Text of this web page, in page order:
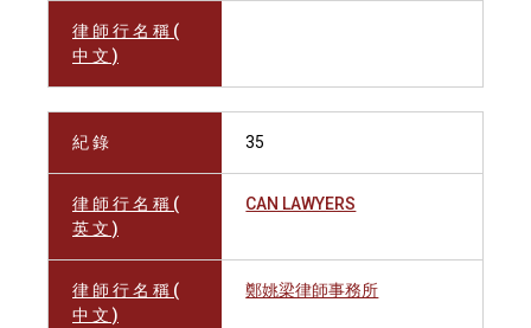
律 師 行 名 稱 (
中 文 )
紀 錄 35
律 師 行 名 稱 (
英 文 )
CAN LAWYERS
律 師 行 名 稱 (
中 文 )
鄭姚梁律師事務所